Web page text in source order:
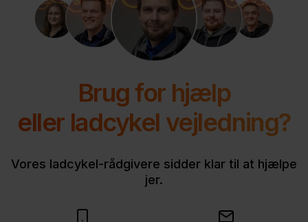
Brug for hjælp
eller ladcykel vejledning?
Vores ladcykel-rådgivere sidder klar til at hjælpe
jer.